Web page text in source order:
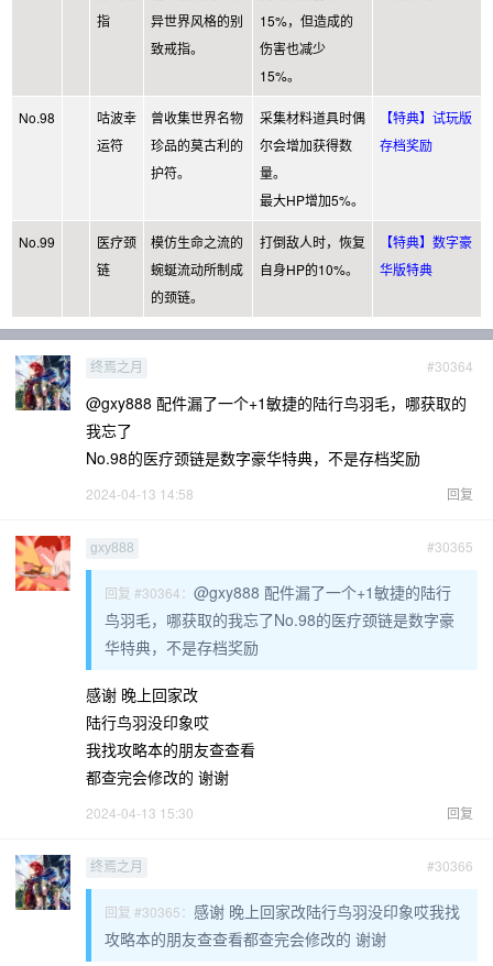
指
异世界风格的别
致戒指。
15%，但造成的
伤害也减少
15%。
No.98
咕波幸
运符
曾收集世界名物
珍品的莫古利的
护符。
采集材料道具时偶
尔会增加获得数
量。
最大HP增加5%。
【特典】试玩版
存档奖励
No.99
医疗颈
链
模仿生命之流的
蜿蜒流动所制成
的颈链。
打倒敌人时，恢复
自身HP的10%。
【特典】数字豪
华版特典
#30364
终焉之月
@gxy888 配件漏了一个+1敏捷的陆行鸟羽毛，哪获取的
我忘了
No.98的医疗颈链是数字豪华特典，不是存档奖励
回复
2024-04-13 14:58
#30365
gxy888
回复 #30364： @gxy888 配件漏了一个+1敏捷的陆行
鸟羽毛，哪获取的我忘了No.98的医疗颈链是数字豪
华特典，不是存档奖励
感谢 晚上回家改
陆行鸟羽没印象哎
我找攻略本的朋友查查看
都查完会修改的 谢谢
回复
2024-04-13 15:30
#30366
终焉之月
回复 #30365： 感谢 晚上回家改陆行鸟羽没印象哎我找
攻略本的朋友查查看都查完会修改的 谢谢